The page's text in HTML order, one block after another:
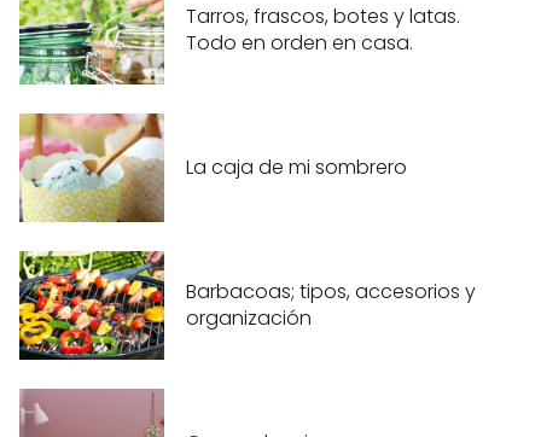
Tarros, frascos, botes y latas.
Todo en orden en casa.
La caja de mi sombrero
Barbacoas; tipos, accesorios y
organización